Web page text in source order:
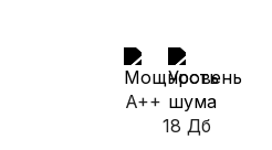
A++
18 Дб